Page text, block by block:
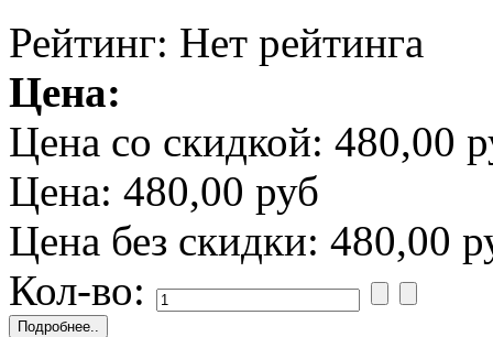
Рейтинг: Нет рейтинга
Цена:
Цена со скидкой: 480,00
Цена: 480,00 руб
Цена без скидки: 480,00
Кол-во: